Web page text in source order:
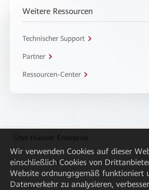
Weitere Ressourcen
Technischer Support
Partner
Ressourcen-Center
Über Huawei Enterprise
Kaufanleitung
Partner
Wir verwenden Cookies auf dieser
einschließlich Cookies von
Website ordnungsgemäß funktioniert
Datenverkehr zu analysieren,